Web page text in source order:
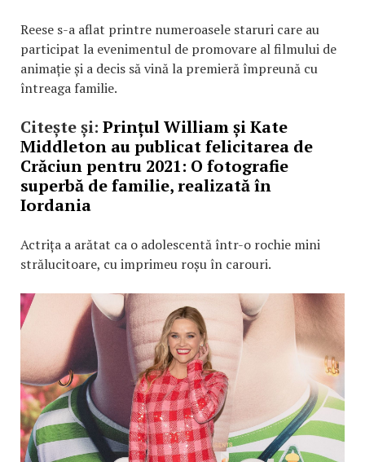
Reese s-a aflat printre numeroasele staruri care au
participat la evenimentul de promovare al filmului de
animație și a decis să vină la premieră împreună cu
întreaga familie.
Citește și: Prințul William și Kate
Middleton au publicat felicitarea de
Crăciun pentru 2021: O fotografie
superbă de familie, realizată în
Iordania
Actrița a arătat ca o adolescentă într-o rochie mini
strălucitoare, cu imprimeu roșu în carouri.